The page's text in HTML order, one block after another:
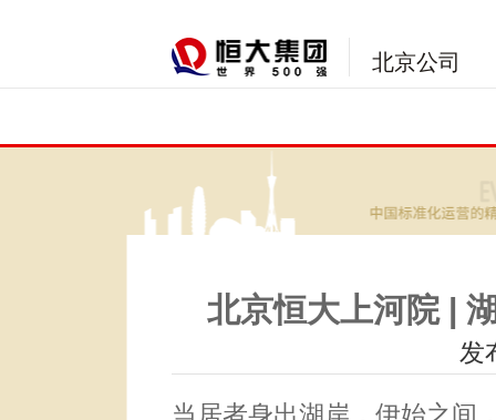
北京公司
北京恒大上河院 |
发